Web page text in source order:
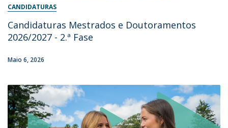
CANDIDATURAS
Candidaturas Mestrados e Doutoramentos
2026/2027 - 2.ª Fase
Maio 6, 2026